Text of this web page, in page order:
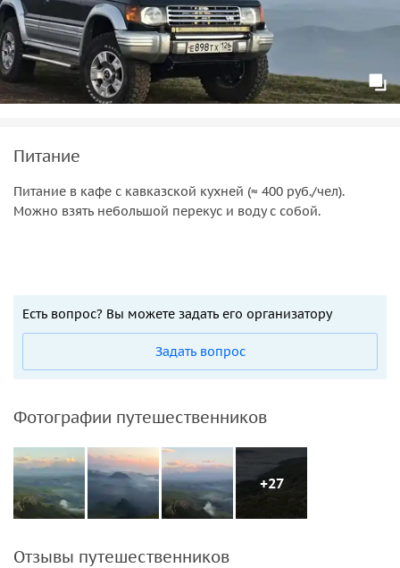
Питание
Питание в кафе с кавказской кухней (≈ 400 руб./чел).
Можно взять небольшой перекус и воду с собой.
Есть вопрос? Вы можете задать его организатору
Задать вопрос
Фотографии путешественников
+27
Отзывы путешественников